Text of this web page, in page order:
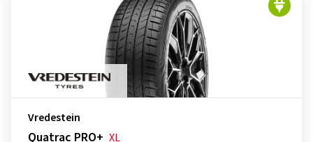
Vredestein
Quatrac PRO+ XL